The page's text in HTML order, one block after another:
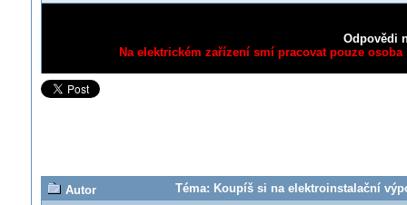
Odpovědi
Na elektrickém zařízení smí pracovat pouze
Autor
Téma: Koupíš si na elektroinstalační